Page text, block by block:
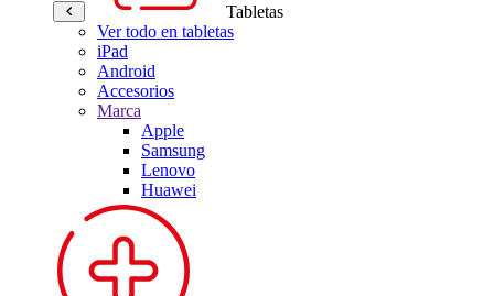
Tabletas
Ver todo en tabletas
iPad
Android
Accesorios
Marca
Apple
Samsung
Lenovo
Huawei